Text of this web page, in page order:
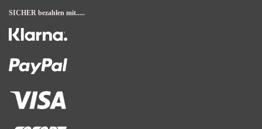
SICHER bezahlen mit.....